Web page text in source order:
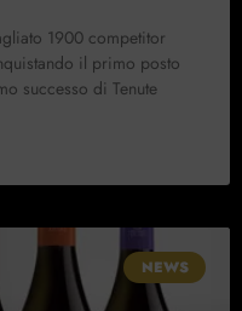
1900 competitor
il primo posto
successo di Tenute
NEWS